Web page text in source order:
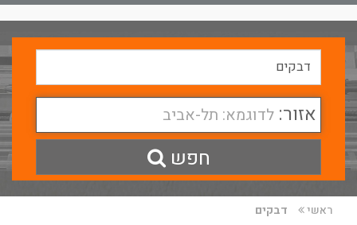
אזור: לדוגמא: תל-אביב
חפש
ראשי דבקים